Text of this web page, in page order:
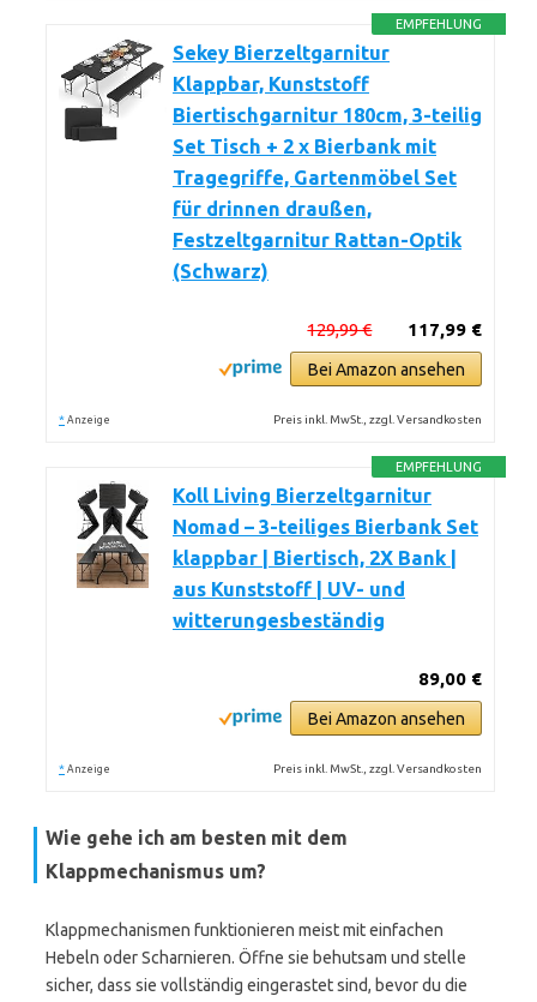
EMPFEHLUNG
Sekey Bierzeltgarnitur
Klappbar, Kunststoff
Biertischgarnitur 180cm, 3-teilig
Set Tisch + 2 x Bierbank mit
Tragegriffe, Gartenmöbel Set
für drinnen draußen,
Festzeltgarnitur Rattan-Optik
(Schwarz)
117,99 €
129,99 €
Bei Amazon ansehen
* Anzeige Preis inkl. MwSt., zzgl. Versandkosten
EMPFEHLUNG
Koll Living Bierzeltgarnitur
Nomad – 3-teiliges Bierbank Set
klappbar | Biertisch, 2X Bank |
aus Kunststoff | UV- und
witterungesbeständig
89,00 €
Bei Amazon ansehen
* Anzeige Preis inkl. MwSt., zzgl. Versandkosten
Wie gehe ich am besten mit dem
Klappmechanismus um?
Klappmechanismen funktionieren meist mit einfachen
Hebeln oder Scharnieren. Öffne sie behutsam und stelle
sicher, dass sie vollständig eingerastet sind, bevor du die